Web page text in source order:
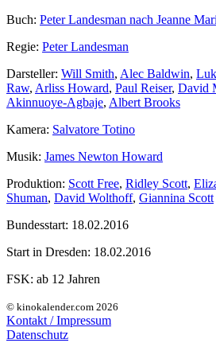
Buch: Peter Landesman nach Jeanne
Regie: Peter Landesman
Darsteller: Will Smith, Alec Baldwin,
Raw, Arliss Howard, Paul Reiser, David
Akinnuoye-Agbaje, Albert Brooks
Kamera: Salvatore Totino
Musik: James Newton Howard
Produktion: Scott Free, Ridley Scott,
Shuman, David Wolthoff, Giannina Scott
Bundesstart: 18.02.2016
Start in Dresden: 18.02.2016
FSK: ab 12 Jahren
© kinokalender.com 2026
Kontakt / Impressum
Datenschutz